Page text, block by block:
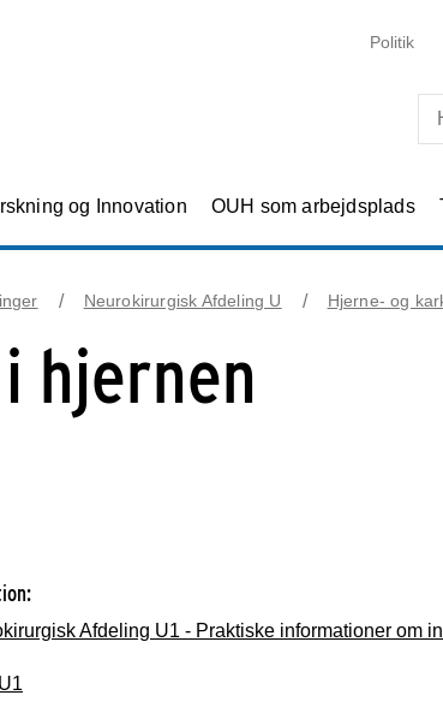
Politik
og Innovation OUH som arbejdsplads
Neurokirurgisk Afdeling U Hjerne- og
hjernen
Afdeling U1 - Praktiske informationer om